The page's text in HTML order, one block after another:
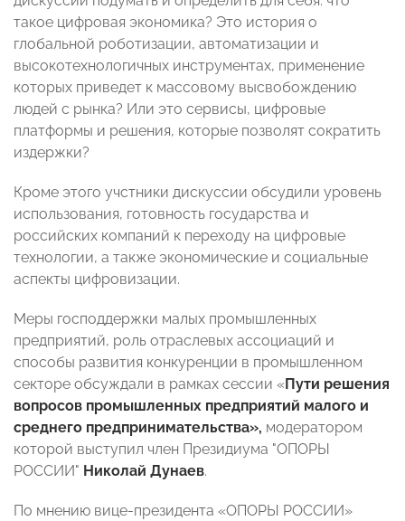
такое цифровая экономика? Это история о
глобальной роботизации, автоматизации и
высокотехнологичных инструментах, применение
которых приведет к массовому высвобождению
людей с рынка? Или это сервисы, цифровые
платформы и решения, которые позволят сократить
издержки?
Кроме этого учстники дискуссии обсудили уровень
использования, готовность государства и
российских компаний к переходу на цифровые
технологии, а также экономические и социальные
аспекты цифровизации.
Меры господдержки малых промышленных
предприятий, роль отраслевых ассоциаций и
способы развития конкуренции в промышленном
секторе обсуждали в рамках сессии « Пути решения
вопросов промышленных предприятий малого и
среднего предпринимательства», модератором
которой выступил член Президиума "ОПОРЫ
РОССИИ" Николай Дунаев.
По мнению вице-президента «ОПОРЫ РОССИИ»